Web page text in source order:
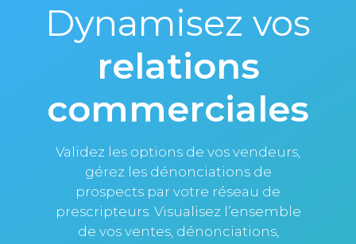
Dynamisez vos
relations
commerciales
Validez les options de vos vendeurs,
gérez les dénonciations de
prospects par votre réseau de
prescripteurs. Visualisez l’ensemble
de vos ventes, dénonciations,